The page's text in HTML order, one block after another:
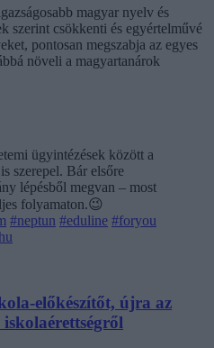
magyar nyelv és
szerint csökkenti és egyértelművé
pontosan megszabja az egyes
növeli a magyartanárok
ügyintézések között a
szerepel. Bár elsőre
lépésből megvan – most
folyamaton.😉
#neptun #eduline #foryou
előkészítőt, újra az